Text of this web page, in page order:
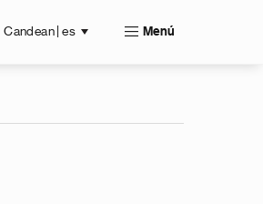
Candean | es Menú